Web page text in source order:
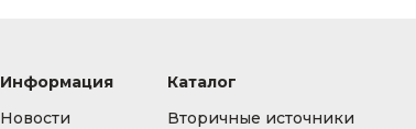
Информация
Новости
Каталог
Вторичные источники